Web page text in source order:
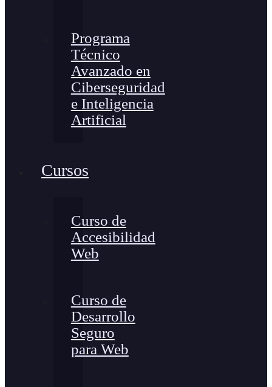
Programa
Técnico
Avanzado en
Ciberseguridad
e Inteligencia
Artificial
Cursos
Curso de
Accesibilidad
Web
Curso de
Desarrollo
Seguro
para Web